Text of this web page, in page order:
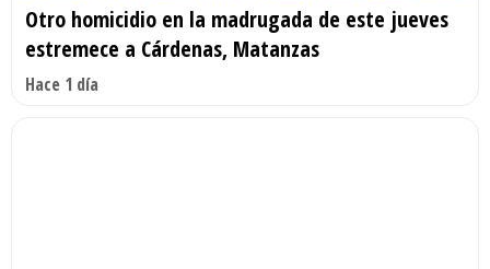
Otro homicidio en la madrugada de este jueves
estremece a Cárdenas, Matanzas
Hace 1 día